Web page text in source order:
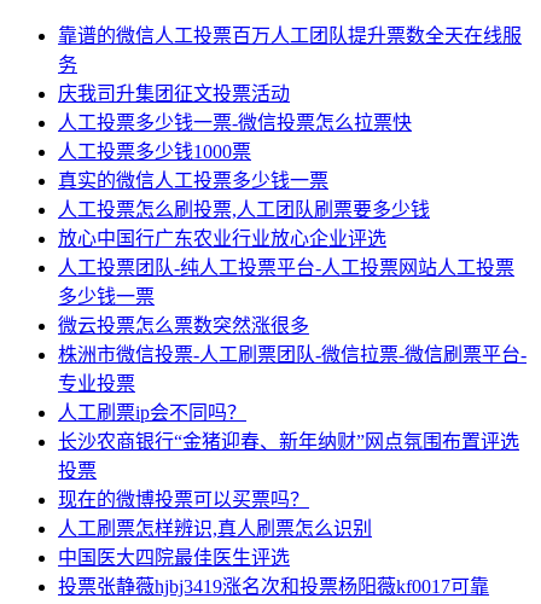
靠谱的微信人工投票百万人工团队提升票数全天在线服
务
庆我司升集团征文投票活动
人工投票多少钱一票-微信投票怎么拉票快
人工投票多少钱1000票
真实的微信人工投票多少钱一票
人工投票怎么刷投票,人工团队刷票要多少钱
放心中国行广东农业行业放心企业评选
人工投票团队-纯人工投票平台-人工投票网站人工投票
多少钱一票
微云投票怎么票数突然涨很多
株洲市微信投票-人工刷票团队-微信拉票-微信刷票平台-
专业投票
人工刷票ip会不同吗？
长沙农商银行“金猪迎春、新年纳财”网点氛围布置评选
投票
现在的微博投票可以买票吗？
人工刷票怎样辨识,真人刷票怎么识别
中国医大四院最佳医生评选
投票张静薇hjbj3419涨名次和投票杨阳薇kf0017可靠